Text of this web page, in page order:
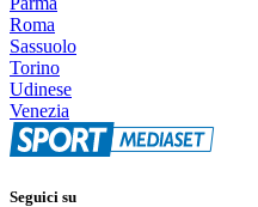
Roma
Sassuolo
Torino
Udinese
Venezia
Seguici su